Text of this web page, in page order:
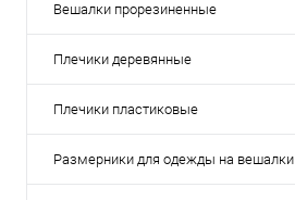
Вешалки прорезиненные
Плечики деревянные
Плечики пластиковые
Размерники для одежды на вешалки